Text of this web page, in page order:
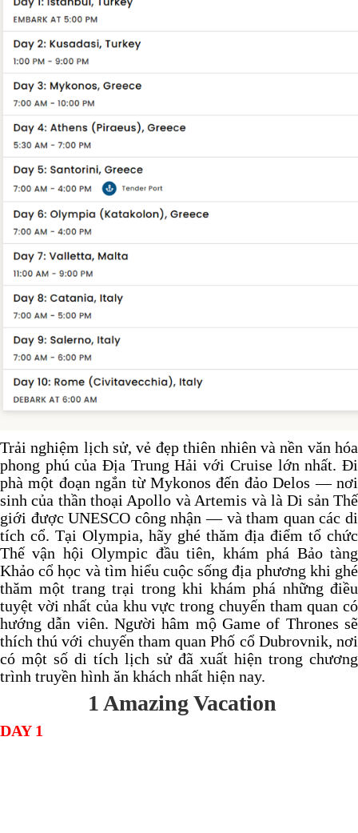
Trải nghiệm lịch sử, vẻ đẹp thiên nhiên và nền văn hóa
phong phú của Địa Trung Hải với Cruise lớn nhất. Đi
phà một đoạn ngắn từ Mykonos đến đảo Delos — nơi
sinh của thần thoại Apollo và Artemis và là Di sản Thế
giới được UNESCO công nhận — và tham quan các di
tích cổ. Tại Olympia, hãy ghé thăm địa điểm tổ chức
Thế vận hội Olympic đầu tiên, khám phá Bảo tàng
Khảo cổ học và tìm hiểu cuộc sống địa phương khi ghé
thăm một trang trại trong khi khám phá những điều
tuyệt vời nhất của khu vực trong chuyến tham quan có
hướng dẫn viên. Người hâm mộ Game of Thrones sẽ
thích thú với chuyến tham quan Phố cổ Dubrovnik, nơi
có một số di tích lịch sử đã xuất hiện trong chương
trình truyền hình ăn khách nhất hiện nay.
1 Amazing Vacation
DAY 1